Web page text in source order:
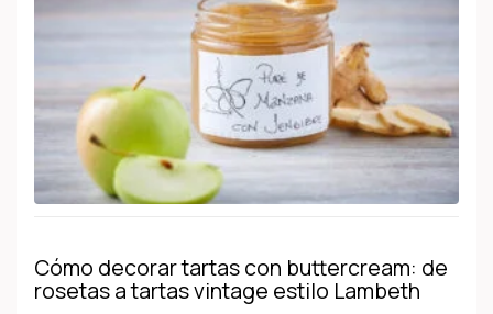
Cómo decorar tartas con buttercream: de
rosetas a tartas vintage estilo Lambeth